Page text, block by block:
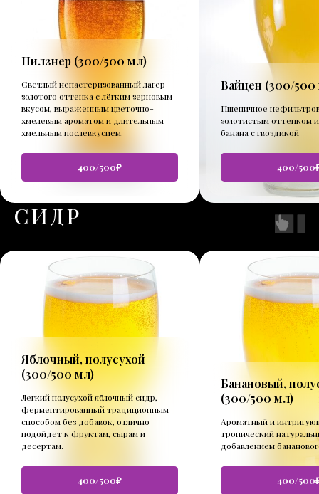
Пилзнер (300/500 мл)
Светлый непастеризованный лагер
золотого оттенка с лёгким зерновым
вкусом, выраженным цветочно-
хмелевым ароматом и длительным
хмельным послевкусием.
400/500₽
Вайцен (300/500
Пшеничное
золотистым оттенком
банана с гвоздикой
400/
СИДР
Яблочный, полусухой
(300/500 мл)
Легкий полусухой яблочный сидр,
ферментированный традиционным
способом без добавок, отлично
подойдет к фруктам, сырам и
десертам.
400/500₽
Банановый,
(300/500 мл)
Ароматный и
тропический
добавлением
400/